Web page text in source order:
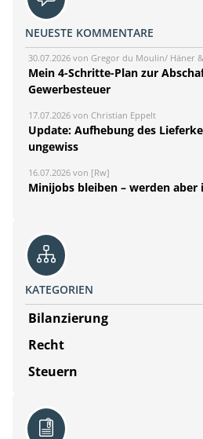
NEUESTE KOMMENTARE
30.07.2026 von Gregor du Moulin/ Häner
Mein 4-Schritte-Plan zur
Gewerbesteuer
17.07.2026 von Christian Eppelt
Update: Aufhebung des
ungewiss
16.07.2026 von [Rw]
Minijobs bleiben – werden aber
KATEGORIEN
Bilanzierung
Recht
Steuern